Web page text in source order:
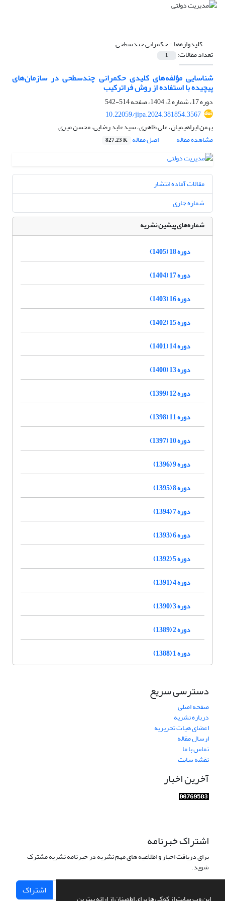
کلیدواژه‌ها =حکمرانی چندسطحی
تعداد مقالات: 1
شناسایی مؤلفه‌های کلیدی حکمرانی چندسطحی در سازمان‌های
پیچیده با استفاده از روش فراترکیب
دوره 17، شماره 2، 1404، صفحه
514-542
10.22059/jipa.2024.381854.3567
بهمن ابراهیمیان، علی طاهری، سیدعابد رضایی، محسن میری
مشاهده مقاله
اصل مقاله 827.23 K
مقالات آماده انتشار
شماره جاری
شماره‌های پیشین نشریه
دوره 18 (1405)
دوره 17 (1404)
دوره 16 (1403)
دوره 15 (1402)
دوره 14 (1401)
دوره 13 (1400)
دوره 12 (1399)
دوره 11 (1398)
دوره 10 (1397)
دوره 9 (1396)
دوره 8 (1395)
دوره 7 (1394)
دوره 6 (1393)
دوره 5 (1392)
دوره 4 (1391)
دوره 3 (1390)
دوره 2 (1389)
دوره 1 (1388)
دسترسی سریع
صفحه اصلی
درباره نشریه
اعضای هیات تحریریه
ارسال مقاله
تماس با ما
نقشه سایت
آخرین اخبار
اشتراک خبرنامه
برای دریافت اخبار و اطلاعیه های مهم نشریه در خبرنامه نشریه مشترک
شوید.
اشتراک